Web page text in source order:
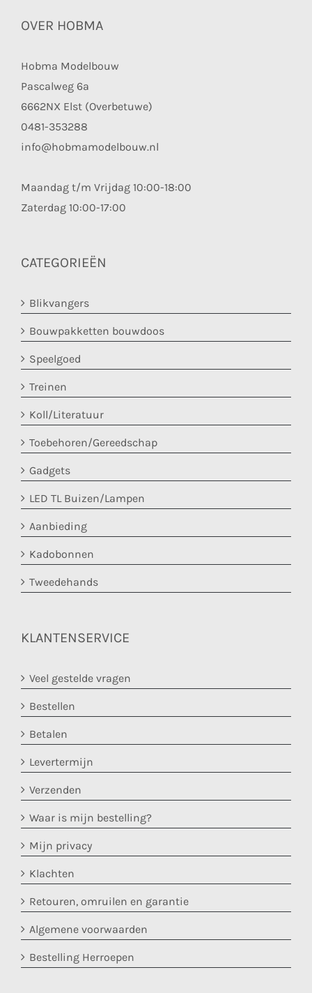
OVER HOBMA
Hobma Modelbouw
Pascalweg 6a
6662NX Elst (Overbetuwe)
0481-353288
info@hobmamodelbouw.nl
Maandag t/m Vrijdag 10:00-18:00
Zaterdag 10:00-17:00
CATEGORIEËN
Blikvangers
Bouwpakketten bouwdoos
Speelgoed
Treinen
Koll/Literatuur
Toebehoren/Gereedschap
Gadgets
LED TL Buizen/Lampen
Aanbieding
Kadobonnen
Tweedehands
KLANTENSERVICE
Veel gestelde vragen
Bestellen
Betalen
Levertermijn
Verzenden
Waar is mijn bestelling?
Mijn privacy
Klachten
Retouren, omruilen en garantie
Algemene voorwaarden
Bestelling Herroepen